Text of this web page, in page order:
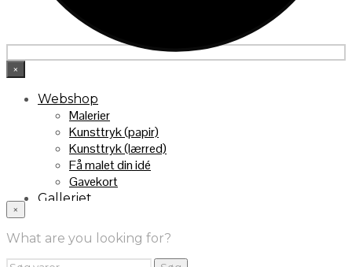
×
Webshop
Malerier
Kunsttryk (papir)
Kunsttryk (lærred)
Få malet din idé
Gavekort
Galleriet
Handelsebetingelser
Returnering
×
What are you looking for?